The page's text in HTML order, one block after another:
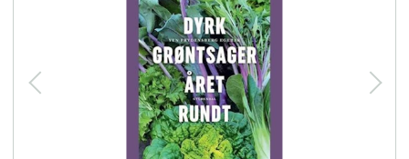
Åbne haver
resultater